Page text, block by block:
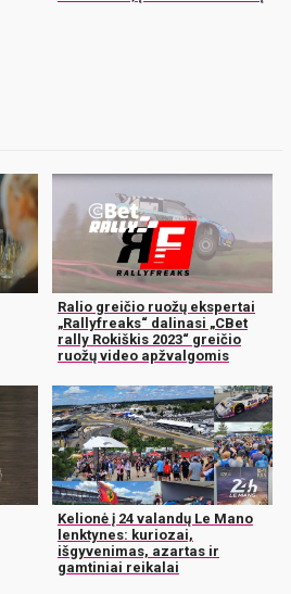
Ralio greičio ruožų ekspertai
„Rallyfreaks“ dalinasi „CBet
rally Rokiškis 2023“ greičio
ruožų video apžvalgomis
Kelionė į 24 valandų Le Mano
lenktynes: kuriozai,
išgyvenimas, azartas ir
gamtiniai reikalai